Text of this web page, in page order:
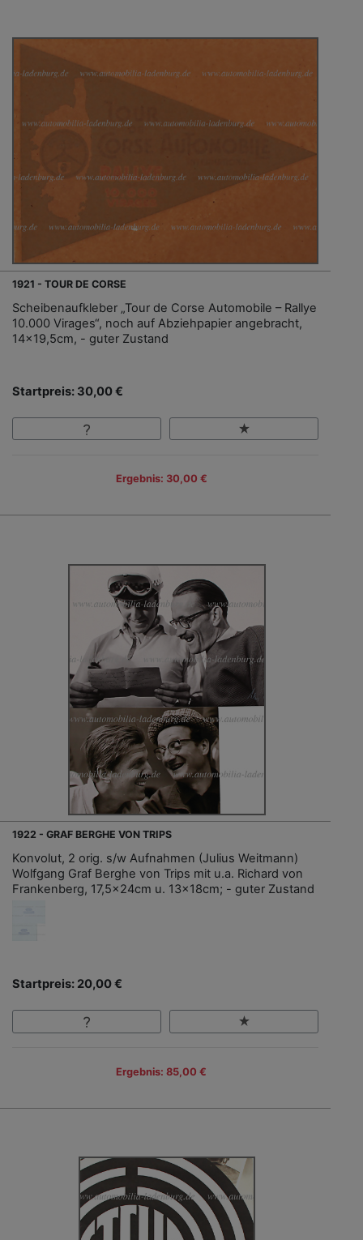
1921 - TOUR DE CORSE
Scheibenaufkleber „Tour de Corse Automobile – Rallye
10.000 Virages“, noch auf Abziehpapier angebracht,
14x19,5cm, - guter Zustand
Startpreis: 30,00 €
Ergebnis: 30,00 €
1922 - GRAF BERGHE VON TRIPS
Konvolut, 2 orig. s/w Aufnahmen (Julius Weitmann)
Wolfgang Graf Berghe von Trips mit u.a. Richard von
Frankenberg, 17,5x24cm u. 13x18cm; - guter Zustand
Startpreis: 20,00 €
Ergebnis: 85,00 €